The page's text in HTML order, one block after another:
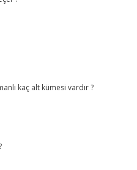
kaç alt kümesi vardır ?